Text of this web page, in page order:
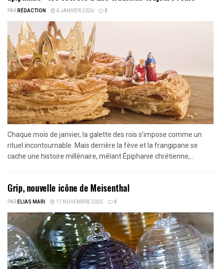
PARRÉDACTION 6 JANVIER 2026 0
Chaque mois de janvier, la galette des rois s’impose comme un
rituel incontournable. Mais derrière la fève et la frangipane se
cache une histoire millénaire, mêlant Épiphanie chrétienne,...
Grip, nouvelle icône de Meisenthal
PARELIAS MARI 17 NOVEMBRE 2025 0